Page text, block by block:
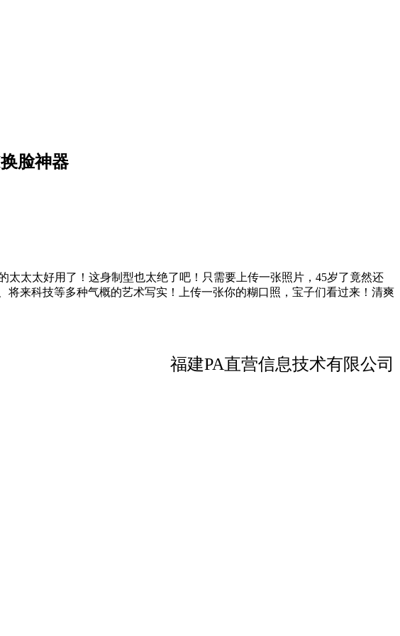
脸神器
太太好用了！这身制型也太绝了吧！只需要上传一张照片，45岁了竟然还
来科技等多种气概的艺术写实！上传一张你的糊口照，宝子们看过来！清爽
福建PA直营信息技术有限公司